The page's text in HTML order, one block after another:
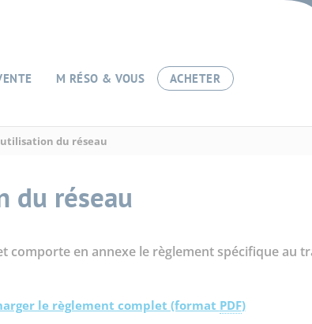
M RÉSO & VOUS ACHETER
du réseau
du réseau
comporte en annexe le règlement spécifique au
le règlement complet (format PDF)